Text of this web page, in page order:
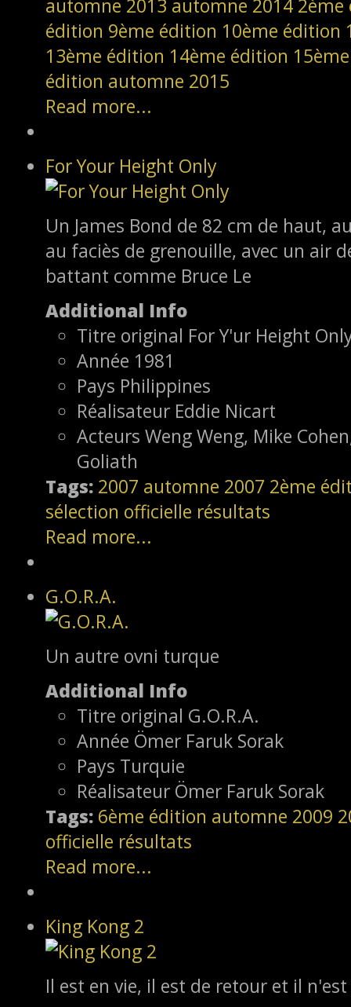
automne 2013 automne 2014
édition 9ème édition 10ème édition
13ème édition 14ème édition
édition automne 2015
Read more...
For Your Height Only
Un James Bond de 82 cm de haut,
au faciès de grenouille, avec un air
battant comme Bruce Le
Additional Info
Titre original For Y'ur Height
Année 1981
Pays Philippines
Réalisateur Eddie Nicart
Acteurs Weng Weng, Mike
Goliath
Tags: 2007 automne 2007 2ème
sélection officielle résultats
Read more...
G.O.R.A.
Un autre ovni turque
Additional Info
Titre original G.O.R.A.
Année Ömer Faruk Sorak
Pays Turquie
Réalisateur Ömer Faruk Sorak
Tags: 6ème édition automne 2009
officielle résultats
Read more...
King Kong 2
Il est en vie, il est de retour et il